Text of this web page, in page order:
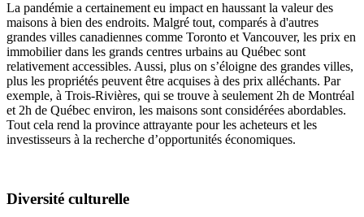
La pandémie a certainement eu impact en haussant la valeur des
maisons à bien des endroits. Malgré tout, comparés à d'autres
grandes villes canadiennes comme Toronto et Vancouver, les prix en
immobilier dans les grands centres urbains au Québec sont
relativement accessibles. Aussi, plus on s’éloigne des grandes villes,
plus les propriétés peuvent être acquises à des prix alléchants. Par
exemple, à Trois-Rivières, qui se trouve à seulement 2h de Montréal
et 2h de Québec environ, les maisons sont considérées abordables.
Tout cela rend la province attrayante pour les acheteurs et les
investisseurs à la recherche d’opportunités économiques.
Diversité culturelle